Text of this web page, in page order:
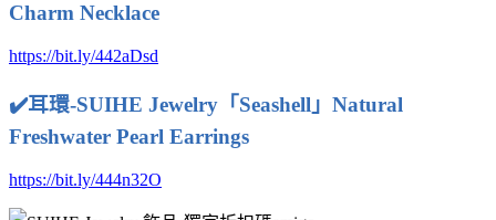
Charm Necklace
https://bit.ly/442aDsd
✔️耳環-SUIHE Jewelry「Seashell」Natural
Freshwater Pearl Earrings
https://bit.ly/444n32O